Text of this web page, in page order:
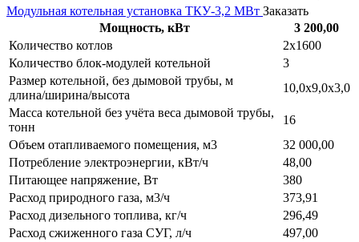
Модульная котельная установка ТКУ-3,2 МВт Заказать
Мощность, кВт
3 200,00
Количество котлов
2х1600
Количество блок-модулей котельной
3
Размер котельной, без дымовой трубы, м
длина/ширина/высота
10,0х9,0х3,0
Масса котельной без учёта веса дымовой трубы,
тонн
16
Объем отапливаемого помещения, м3
32 000,00
Потребление электроэнергии, кВт/ч
48,00
Питающее напряжение, Вт
380
Расход природного газа, м3/ч
373,91
Расход дизельного топлива, кг/ч
296,49
Расход сжиженного газа СУГ, л/ч
497,00